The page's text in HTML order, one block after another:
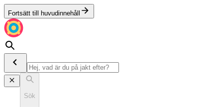
Fortsätt till huvudinnehåll
Sök